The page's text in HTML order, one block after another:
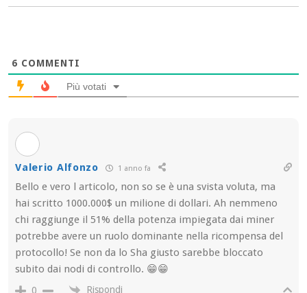
6 COMMENTI
Più votati
Valerio Alfonzo 1 anno fa
Bello e vero l articolo, non so se è una svista voluta, ma
hai scritto 1000.000$ un milione di dollari. Ah nemmeno
chi raggiunge il 51% della potenza impiegata dai miner
potrebbe avere un ruolo dominante nella ricompensa del
protocollo! Se non da lo Sha giusto sarebbe bloccato
subito dai nodi di controllo. 😁😁
0 Rispondi